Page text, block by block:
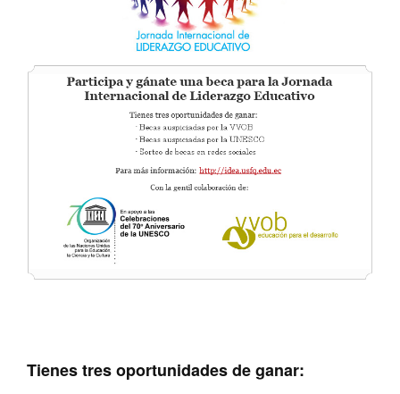
Tienes tres oportunidades de ganar: